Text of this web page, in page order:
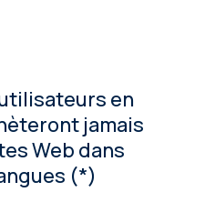
en
jamais
Web dans
(*)